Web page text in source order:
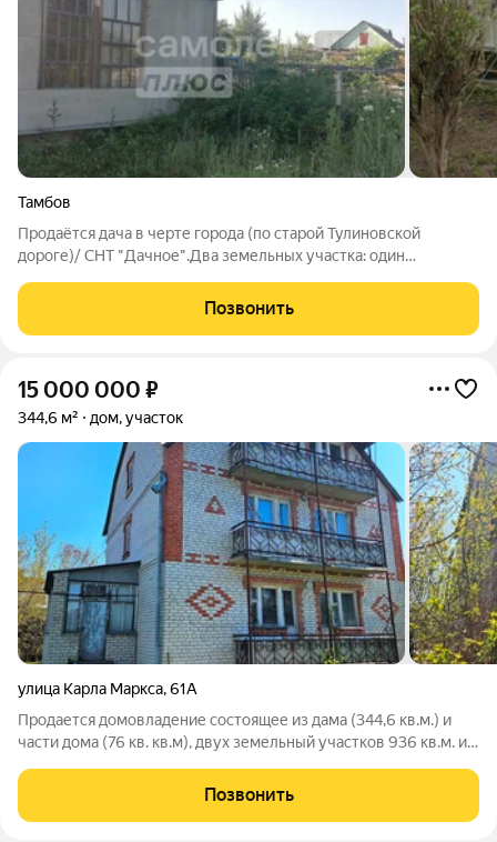
Тамбов
Продаётся дача в черте города (по старой Тулиновской
дороге)/ CHT "Дaчное".Два земельных участка: один
использования двух участков Для ведения
садоводства,категория земель: Земли населенных
Позвонить
15 000 000 ₽
344,6 м² дом, участок
улица Карла Маркса,61А
Продается домовладение состоящее из дама (344,6 кв.м.) и
части дома (76 кв. кв.м), двух земельный участков 936 кв.м. и
344,6 кв. м.. B доме баня, бacceйн. На каждом этаже санузел, 4
комнаты,
Позвонить